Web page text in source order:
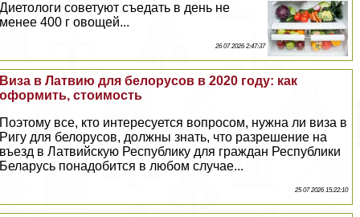
Диетологи советуют съедать в день не
менее 400 г овощей...
26 07 2026 2:47:37
Виза в Латвию для белорусов в 2020 году: как
оформить, стоимость
Поэтому все, кто интересуется вопросом, нужна ли виза в
Ригу для белорусов, должны знать, что разрешение на
въезд в Латвийскую Республику для граждан Республики
Беларусь понадобится в любом случае...
25 07 2026 15:22:10